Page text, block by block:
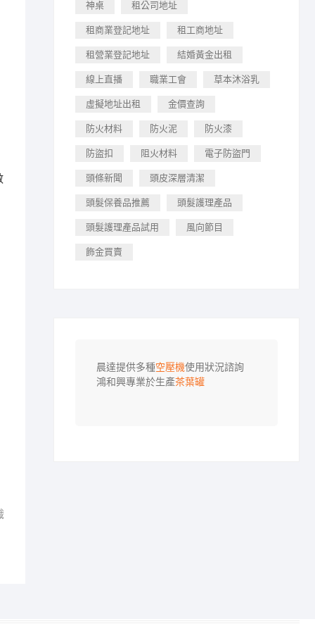
神桌 租公司地址
租商業登記地址 租工商地址
租營業登記地址 結婚黃金出租
線上直播 職業工會 草本沐浴乳
虛擬地址出租 金價查詢
防火材料 防火泥 防火漆
防盜扣 阻火材料 電子防盜門
頭條新聞 頭皮深層清潔
頭髮保養品推薦 頭髮護理產品
頭髮護理產品試用 風向節目
飾金買賣
晨達提供多種空壓機使用狀況諮詢
鴻和興專業於生產茶葉罐